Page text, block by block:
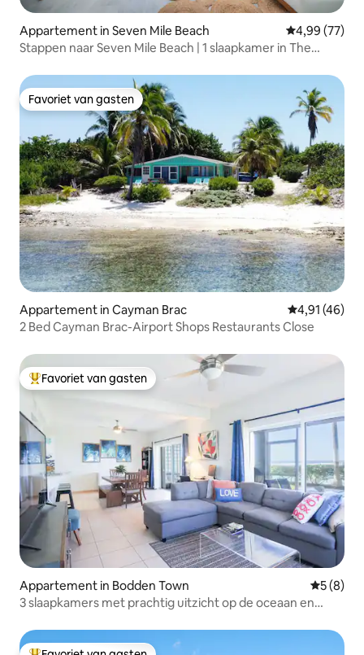
Appartement in Seven Mile Beach Gemiddelde
4,99 (77)
Stappen naar Seven Mile Beach | 1 slaapkamer in The
Favoriet van gasten
Favoriet van gasten
Appartement in Cayman Brac Gemiddelde
4,91 (46)
2 Bed Cayman Brac-Airport Shops Restaurants Close
Topfavoriet van gasten
Favoriet van gasten
Appartement in Bodden Town
5 (8)
3 slaapkamers met prachtig uitzicht op de oceaan en